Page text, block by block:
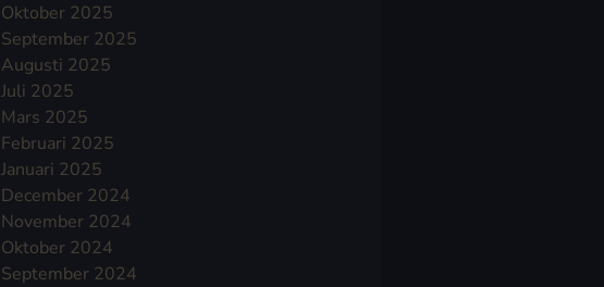
Oktober 2025
September 2025
Augusti 2025
Juli 2025
Mars 2025
Februari 2025
Januari 2025
December 2024
November 2024
Oktober 2024
September 2024